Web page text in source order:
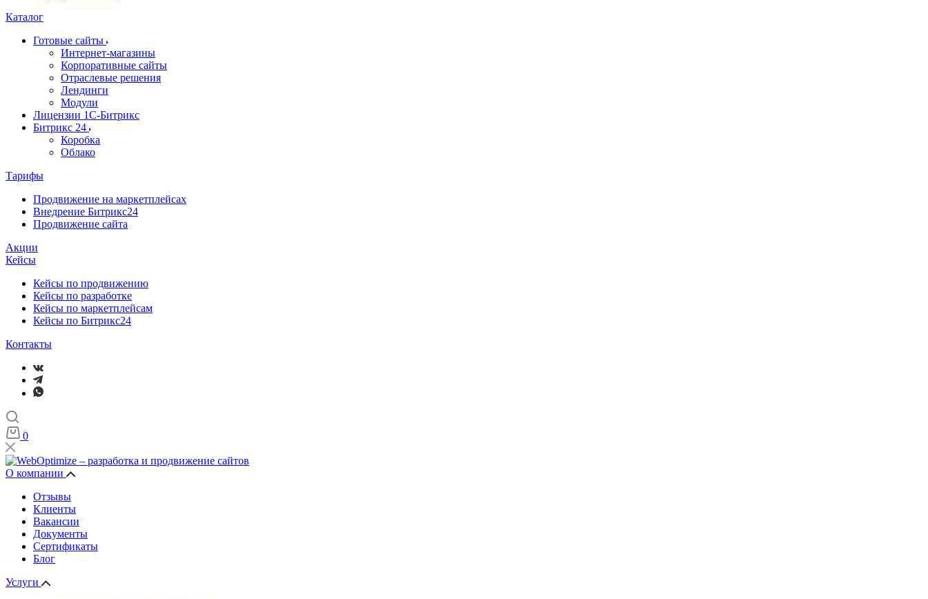
Каталог
Готовые сайты
Интернет-магазины
Корпоративные сайты
Отраслевые решения
Лендинги
Модули
Лицензии 1С-Битрикс
Битрикс 24
Коробка
Облако
Тарифы
Продвижение на маркетплейсах
Внедрение Битрикс24
Продвижение сайта
Акции
Кейсы
Кейсы по продвижению
Кейсы по разработке
Кейсы по маркетплейсам
Кейсы по Битрикс24
Контакты
0
О компании
Отзывы
Клиенты
Вакансии
Документы
Сертификаты
Блог
Услуги